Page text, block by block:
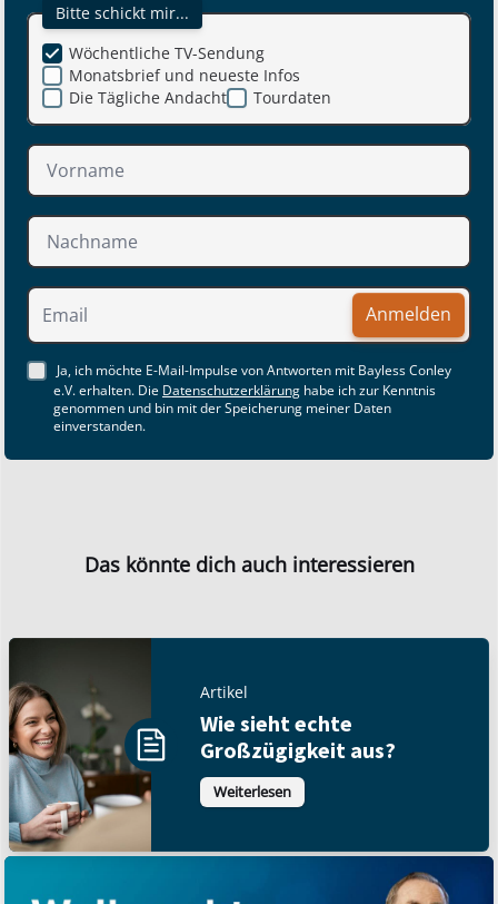
Bitte schickt mir...
Monatsbrief und neueste Infos
Die Tägliche Andacht
Wöchentliche TV-Sendung
Tourdaten
Anmelden
Ja, ich möchte E-Mail-Impulse von Antworten mit Bayless Conley
e.V. erhalten. Die Datenschutzerklärung habe ich zur Kenntnis
genommen und bin mit der Speicherung meiner Daten
einverstanden.
Das könnte dich auch interessieren
Artikel
Wie sieht echte
Großzügigkeit aus?
Weiterlesen